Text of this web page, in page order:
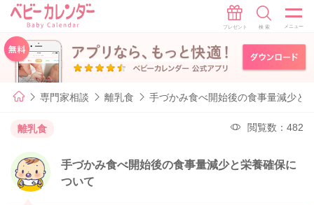
専門家相談 離乳食 手づかみ食べ開始後の食事量減少と
離乳食 閲覧数：482
手づかみ食べ開始後の食事量減少と栄養確保に
ついて